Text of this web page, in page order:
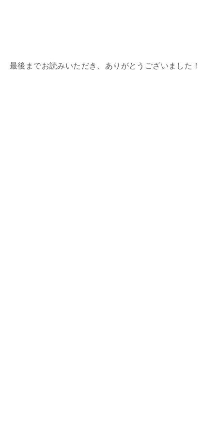
最後までお読みいただき、ありがとうございました！